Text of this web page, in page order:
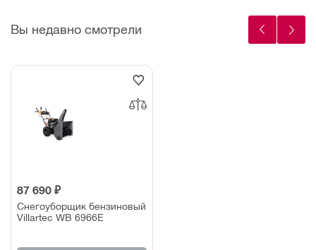
Вы недавно смотрели
87 690 ₽
Снегоуборщик бензиновый
Villartec WB 6966E